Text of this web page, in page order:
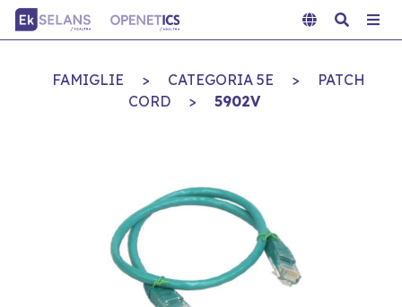
FAMIGLIE > CATEGORIA 5E >
PATCH
CORD
> 5902V